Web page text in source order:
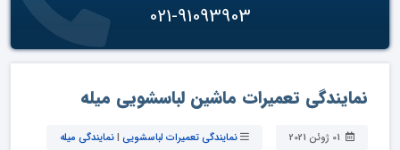
021-91093903
نمایندگی تعمیرات ماشین لباسشویی میله
نمایندگی تعمیرات لباسشویی |نمایندگی میله